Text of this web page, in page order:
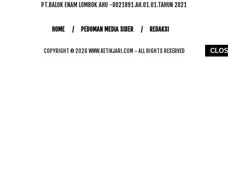
PT.BALUK ENAM LOMBOK AHU -0021891.AH.01.01.TAHUN 2021
HOME PEDOMAN MEDIA SIBER REDAKSI
COPYRIGHT © 2026 WWW.KETIKJARI.COM - ALL RIGHTS RESERVED